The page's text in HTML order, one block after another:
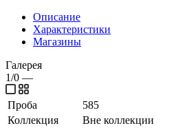
Описание
Характеристики
Магазины
Галерея
1/0 —
Проба
585
Коллекция
Вне коллекции